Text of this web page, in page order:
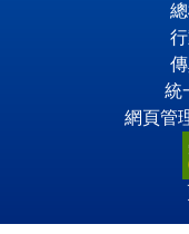
統
網頁管